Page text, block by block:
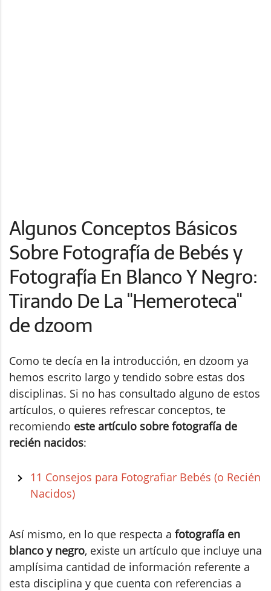
Algunos Conceptos Básicos
Sobre Fotografía de Bebés y
Fotografía En Blanco Y Negro:
Tirando De La "Hemeroteca"
de dzoom
Como te decía en la introducción, en dzoom ya
hemos escrito largo y tendido sobre estas dos
disciplinas. Si no has consultado alguno de estos
artículos, o quieres refrescar conceptos, te
recomiendo este artículo sobre fotografía de
recién nacidos:
11 Consejos para Fotografiar Bebés (o Recién
Nacidos)
Así mismo, en lo que respecta a fotografía en
blanco y negro, existe un artículo que incluye una
amplísima cantidad de información referente a
esta disciplina y que cuenta con referencias a